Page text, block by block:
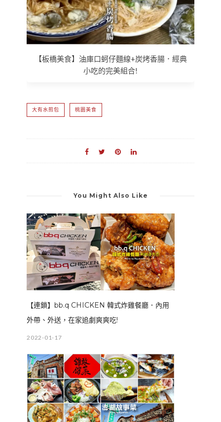
【板橋美食】油庫口蚵仔麵線+炭烤香腸．經典
小吃的完美組合!
大有水煎包 桃園美食
You Might Also Like
【連鎖】bb.q CHICKEN 韓式炸雞餐廳．內用
外帶、外送，在家追劇爽爽吃!
2022-01-17